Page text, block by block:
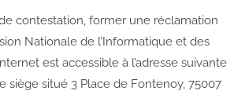
contestation, former une réclamation
Nationale de l’Informatique et des
est accessible à l’adresse suivante
siège situé 3 Place de Fontenoy, 75007